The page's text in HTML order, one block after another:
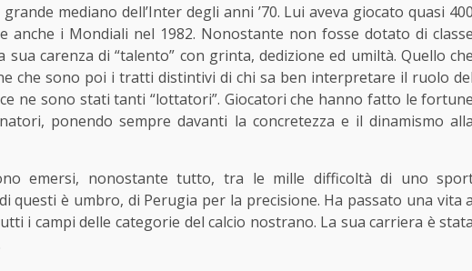
mediano dell’Inter degli anni ’70. Lui aveva giocato quasi 400
i Mondiali nel 1982. Nonostante non fosse dotato di classe
carenza di “talento” con grinta, dedizione ed umiltà. Quello che
che sono poi i tratti distintivi di chi sa ben interpretare il ruolo del
ne sono stati tanti “lottatori”. Giocatori che hanno fatto le fortune
ponendo sempre davanti la concretezza e il dinamismo alla
emersi, nonostante tutto, tra le mille difficoltà di uno
questi è umbro, di Perugia per la precisione. Ha passato una vita a
i campi delle categorie del calcio nostrano. La sua carriera è stata